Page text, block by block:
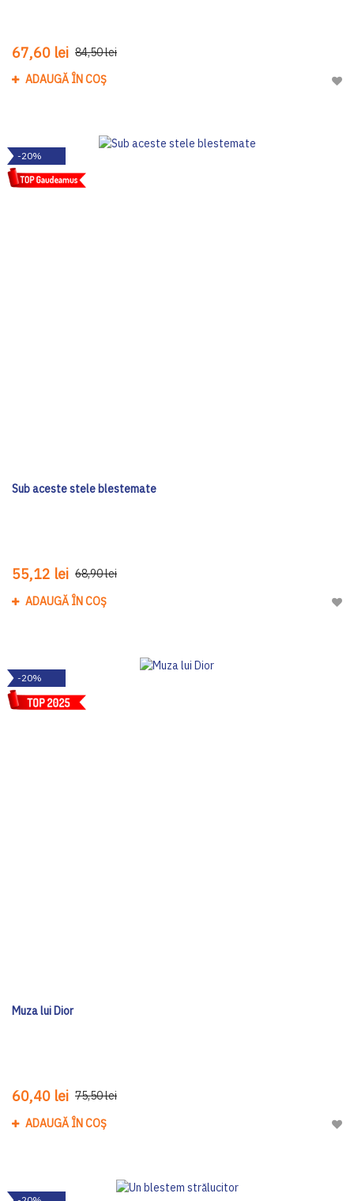
67,60 lei 84,50 lei
ADAUGĂ ÎN COȘ
-20%
Sub aceste stele blestemate
55,12 lei 68,90 lei
ADAUGĂ ÎN COȘ
-20%
Muza lui Dior
60,40 lei 75,50 lei
ADAUGĂ ÎN COȘ